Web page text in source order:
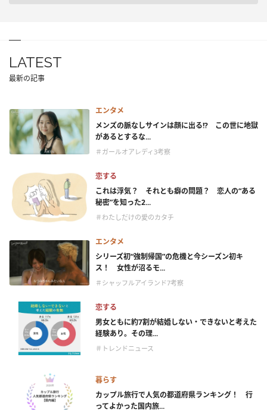
LATEST
最新の記事
エンタメ
メンズの脈なしサインは顔に出る!? この世に地獄
があるとするな...
＃ガールオアレディ3考察
恋する
これは浮気？ それとも癖の問題？ 恋人の“ある
秘密”を知った2...
＃わたしだけの愛のカタチ
エンタメ
シリーズ初“強制帰国”の危機と今シーズン初キ
ス！ 女性が沼るモ...
＃シャッフルアイランド7考察
恋する
男女ともに約7割が結婚しない・できないと考えた
経験あり。その理...
＃トレンドニュース
暮らす
カップル旅行で人気の都道府県ランキング！ 行
ってよかった国内旅...